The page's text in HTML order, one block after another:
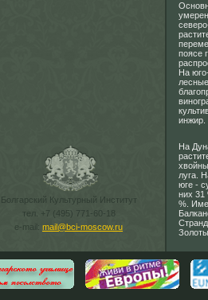
Болгарский Культурный Институт
тел. +7 (495) 771-60-18
e-mail: mail@bci-moscow.ru
поясе
На
инжир.
На
луга.
юге -
них 31
%.